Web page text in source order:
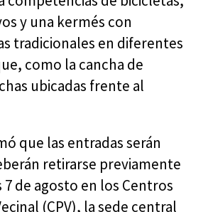
y una kermés con
tradicionales en diferentes
como la cancha de
ubicadas frente al
que las entradas serán
retirarse previamente
de agosto en los Centros
(CPV), la sede central